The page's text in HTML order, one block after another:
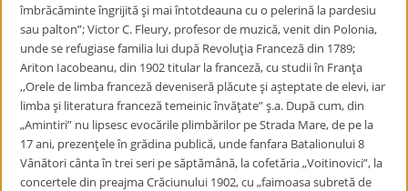
îmbrăcăminte îngrijită şi mai întotdeauna cu o pelerină la pardesiu
sau palton”; Victor C. Fleury, profesor de muzică, venit din Polonia,
unde se refugiase familia lui după Revoluţia Franceză din 1789;
Ariton Iacobeanu, din 1902 titular la franceză, cu studii în Franţa
,,Orele de limba franceză deveniseră plăcute şi aşteptate de elevi, iar
limba şi literatura franceză temeinic învăţate” ş.a. După cum, din
„Amintiri” nu lipsesc evocările plimbărilor pe Strada Mare, de pe la
17 ani, prezenţele în grădina publică, unde fanfara Batalionului 8
Vânători cânta în trei seri pe săptămână, la cofetăria „Voitinovici”, la
concertele din preajma Crăciunului 1902, cu „faimoasa subretă de